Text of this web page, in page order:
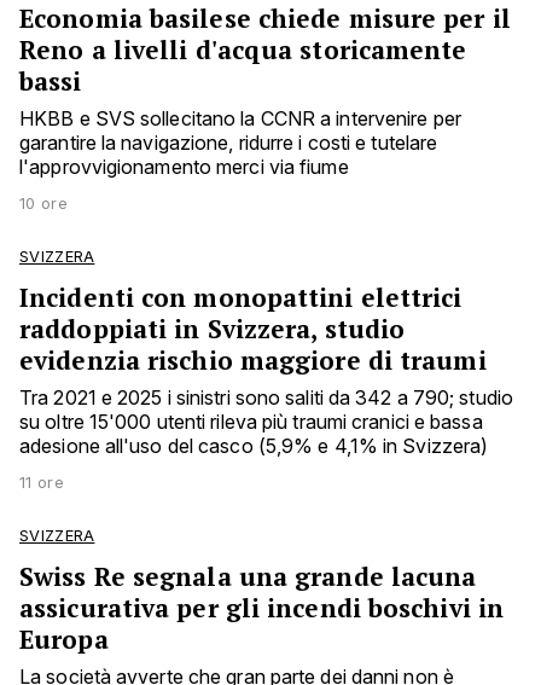
Economia basilese chiede misure per il
Reno a livelli d'acqua storicamente
bassi
HKBB e SVS sollecitano la CCNR a intervenire per
garantire la navigazione, ridurre i costi e tutelare
l'approvvigionamento merci via fiume
10 ore
SVIZZERA
Incidenti con monopattini elettrici
raddoppiati in Svizzera, studio
evidenzia rischio maggiore di traumi
Tra 2021 e 2025 i sinistri sono saliti da 342 a 790; studio
su oltre 15'000 utenti rileva più traumi cranici e bassa
adesione all'uso del casco (5,9% e 4,1% in Svizzera)
11 ore
SVIZZERA
Swiss Re segnala una grande lacuna
assicurativa per gli incendi boschivi in
Europa
La società avverte che gran parte dei danni non è